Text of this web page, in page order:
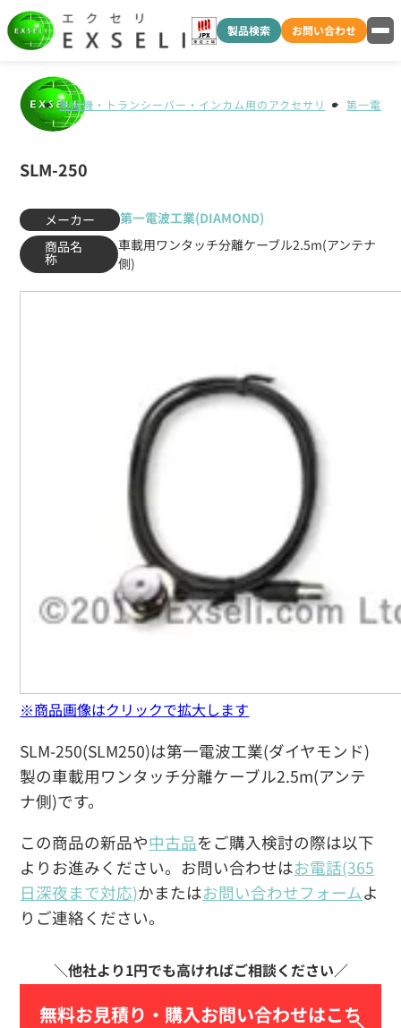
製品検索 お問い合わせ
無線機・トランシーバー・インカム用のアクセサリ 第一電波
SLM-250
メーカー
第一電波工業(DIAMOND)
商品名
称
車載用ワンタッチ分離ケーブル2.5m(アンテナ
側)
SLM-250(SLM250)は第一電波工業(ダイヤモンド)
製の車載用ワンタッチ分離ケーブル2.5m(アンテ
ナ側)です。
この商品の新品や中古品をご購入検討の際は以下
よりお進みください。お問い合わせはお電話(365
日深夜まで対応)かまたはお問い合わせフォームよ
りご連絡ください。
無料お見積り・ 購入お問い合わせはこち
※商品画像はクリックで拡大します